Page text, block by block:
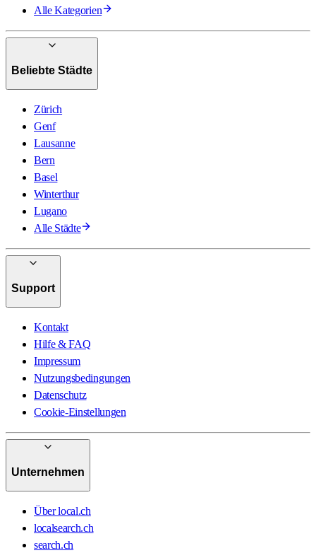
Alle Kategorien
Beliebte Städte
Zürich
Genf
Lausanne
Bern
Basel
Winterthur
Lugano
Alle Städte
Support
Kontakt
Hilfe & FAQ
Impressum
Nutzungsbedingungen
Datenschutz
Cookie-Einstellungen
Unternehmen
Über local.ch
localsearch.ch
search.ch